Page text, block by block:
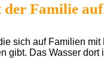
Familie
sich auf Familien
gibt. Das Wasser